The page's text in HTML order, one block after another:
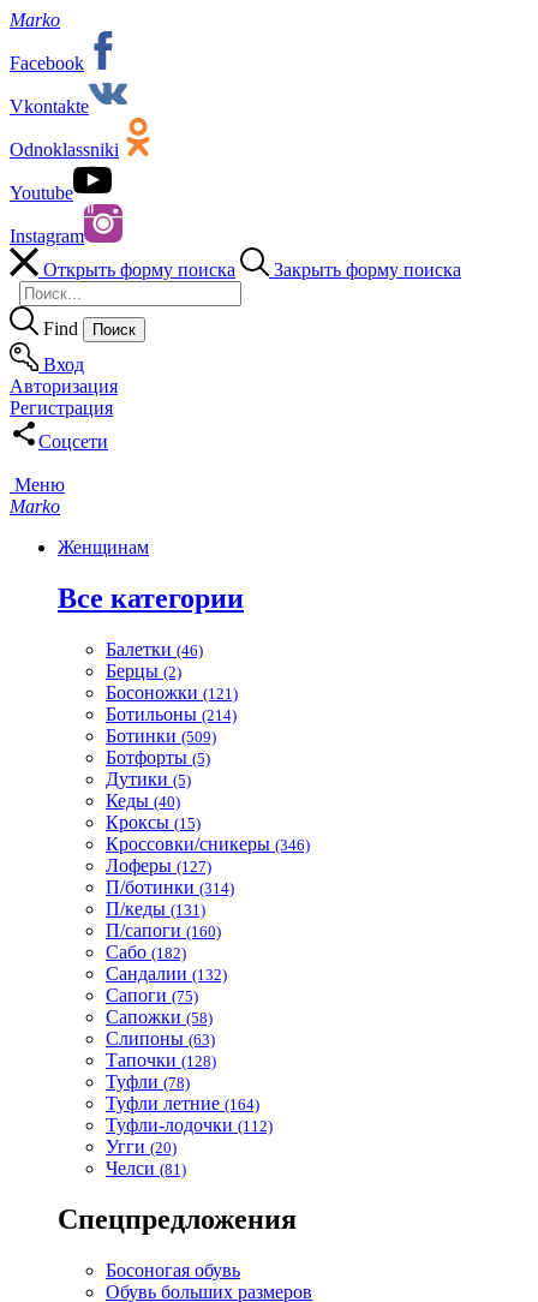
Marko
Facebook
Vkontakte
Odnoklassniki
Youtube
Instagram
Открыть форму поиска
Закрыть форму поиска
Find
Вход
Авторизация
Регистрация
Соцсети
Меню
Marko
Женщинам
Все категории
Балетки (46)
Берцы (2)
Босоножки (121)
Ботильоны (214)
Ботинки (509)
Ботфорты (5)
Дутики (5)
Кеды (40)
Кроксы (15)
Кроссовки/сникеры (346)
Лоферы (127)
П/ботинки (314)
П/кеды (131)
П/сапоги (160)
Сабо (182)
Сандалии (132)
Сапоги (75)
Сапожки (58)
Слипоны (63)
Тапочки (128)
Туфли (78)
Туфли летние (164)
Туфли-лодочки (112)
Угги (20)
Челси (81)
Спецпредложения
Босоногая обувь
Обувь больших размеров